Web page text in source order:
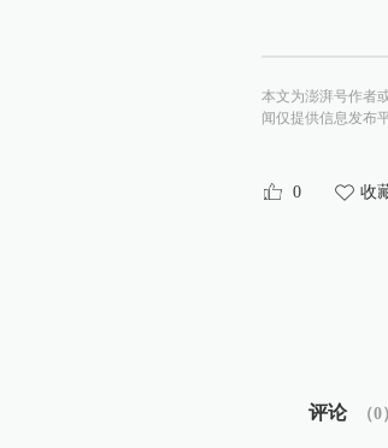
本文为澎湃号作者
闻仅提供信息发布
0 收
评论 （0